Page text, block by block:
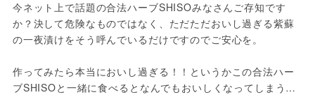
今ネット上で話題の合法ハーブSHISOみなさんご存知です
か？決して危険なものではなく、ただただおいし過ぎる紫蘇
の一夜漬けをそう呼んでいるだけですのでご安心を。
作ってみたら本当においし過ぎる！！というかこの合法ハー
ブSHISOと一緒に食べるとなんでもおいしくなってしまう…